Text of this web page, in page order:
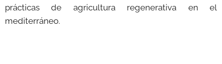
prácticas de agricultura regenerativa en el
mediterráneo.